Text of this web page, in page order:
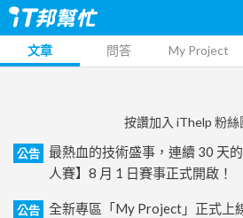
文章 問答 My Project
按讚加入 iThelp 粉絲
公告
最熱血的技術盛事，連續 30 天
人賽】8 月 1 日賽事正式開啟！
公告
全新專區「My Project」正式上